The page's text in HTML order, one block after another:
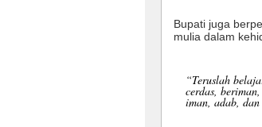
Bupati juga
mulia dalam
“Teruslah
cerdas,
iman, adab,